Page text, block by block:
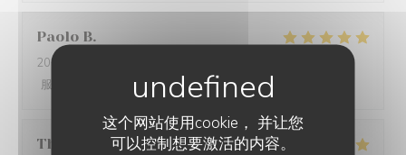
这个网站使用cookie， 并让您
可以控制想要激活的内容。
Paolo B
2025-12-29
服务
/5 菜单:5 /5 质价比 :5/5
Thomas